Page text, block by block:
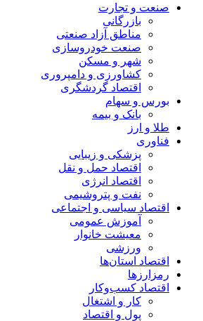
صنعت و تجارت
بازرگانی
مناطق آزاد صنعتی
صنعت خودروسازی
شهر و مسکن
کشاورزی و دامپروری
اقتصاد گردشگری
بورس و سهام
بانک و بیمه
طلا و ارز
فناوری
پزشکی و زیبایی
اقتصاد حمل و نقل
اقتصاد انرژی
نفت و پتروشیمی
اقتصاد سیاسی و اجتماعی
آموزش عمومی
معیشت خانوار
ورزشی
اقتصاد استان‌ها
رمزارزها
اقتصاد کسب‌و‌کار
کار و اشتغال
پول و اقتصاد